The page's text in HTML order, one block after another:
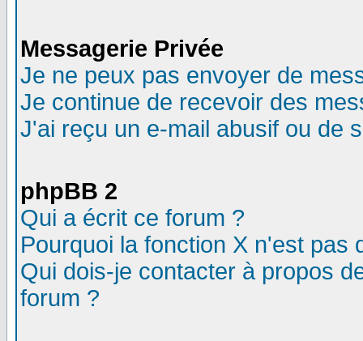
Messagerie Privée
Je ne peux pas envoyer de
Je continue de recevoir des
J'ai reçu un e-mail abusif ou de
phpBB 2
Qui a écrit ce forum ?
Pourquoi la fonction X n'est pas
Qui dois-je contacter à propos
forum ?